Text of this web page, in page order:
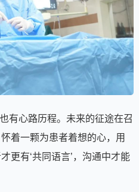
有心路历程。未来的征途在召
着一颗为患者着想的心，用
更有‘共同语言’，沟通中才能